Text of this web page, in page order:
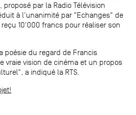
par la Radio Télévision
à l'unanimité par "Echanges" de
10'000 francs pour réaliser son
poésie du regard de Francis
vraie vision de cinéma et un propos
a indiqué la RTS.